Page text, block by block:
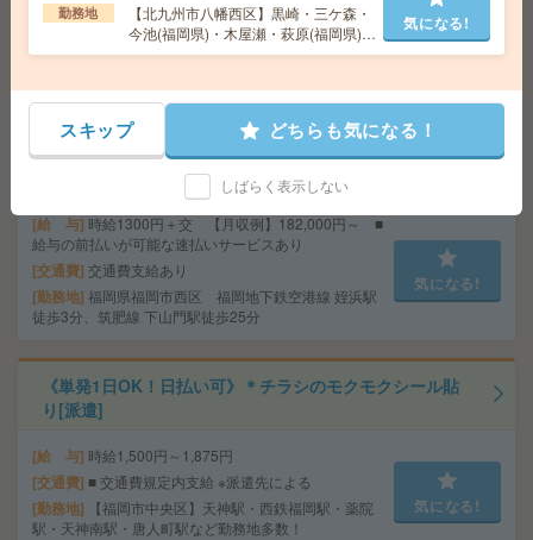
1600～1800 ★日払い・給与前払いOK
交通費 別途支給有
土日祝休み＊残業ほぼなし＊駅近＊指導も丁寧＊未経験O
給 与 時給1300円＋交 【月収例】182,000円～ ■
給与の前払いが可能な速払いサービスあり
交通費 交通費支給あり
勤務地 福岡県福岡市西区 福岡地下鉄空港線 姪浜駅
徒歩3分、筑肥線 下山門駅徒歩25分
気になる!
《単発1日OK！日払い可》＊チラシのモクモクシール貼
り[派遣]
給 与 時給1,500円～1,875円
交通費 ■ 交通費規定内支給 ※派遣先による
勤務地
【福岡市中央区】天神駅・西鉄福岡駅・薬院
駅・天神南駅・唐人町駅など勤務地多数！
気になる!
勤務地
【北九州市八幡西区】黒崎・三ケ森・
今池(福岡県)・木屋瀬・萩原(福岡県)な
ど勤務地多数！
気になる!
スキップ どちらも気になる！
しばらく表示しない